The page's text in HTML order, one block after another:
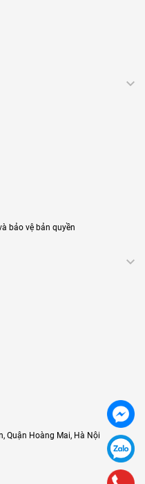
bảo vệ bản quyền
Quận Hoàng Mai, Hà Nội